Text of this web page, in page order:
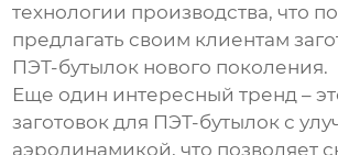
технологии производства, что
предлагать своим клиентам
ПЭТ-бутылок нового поколения.
Еще один интересный тренд –
заготовок для ПЭТ-бутылок с
аэродинамикой, что позволяет